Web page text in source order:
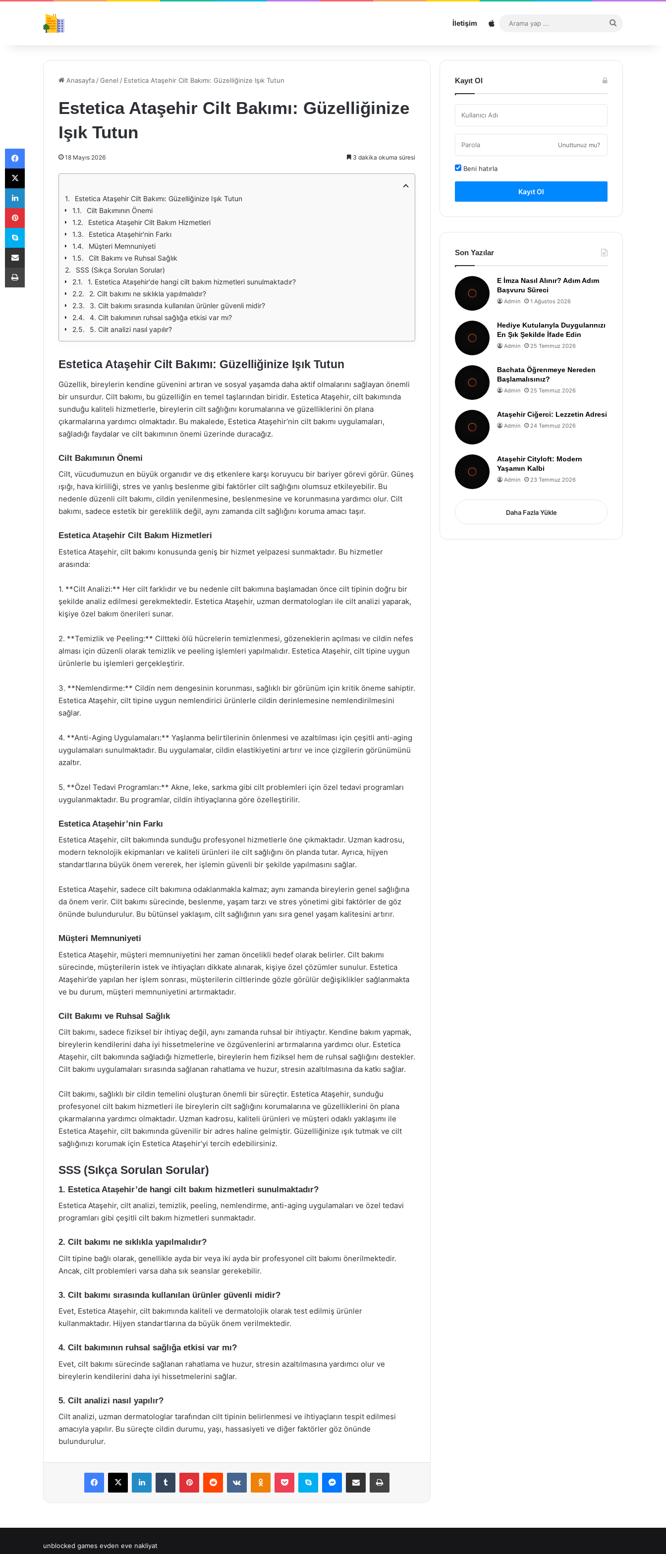
İletişim Sitemap
...
Anasayfa /Genel / Estetica Ataşehir Cilt Bakımı: Güzelliğinize Işık Tutun
Estetica Ataşehir Cilt Bakımı: Güzelliğinize
Işık Tutun
18 Mayıs 2026 3 dakika okuma süresi
Estetica Ataşehir Cilt Bakımı: Güzelliğinize Işık Tutun
Cilt Bakımının Önemi
Estetica Ataşehir Cilt Bakım Hizmetleri
Estetica Ataşehir'nin Farkı
Müşteri Memnuniyeti
Cilt Bakımı ve Ruhsal Sağlık
SSS (Sıkça Sorulan Sorular)
1. Estetica Ataşehir'de hangi cilt bakım hizmetleri sunulmaktadır?
2. Cilt bakımı ne sıklıkla yapılmalıdır?
3. Cilt bakımı sırasında kullanılan ürünler güvenli midir?
4. Cilt bakımının ruhsal sağlığa etkisi var mı?
5. Cilt analizi nasıl yapılır?
Estetica Ataşehir Cilt Bakımı: Güzelliğinize Işık Tutun
Güzellik, bireylerin kendine güvenini artıran ve sosyal yaşamda daha aktif olmalarını sağlayan önemli
bir unsurdur. Cilt bakımı, bu güzelliğin en temel taşlarından biridir. Estetica Ataşehir, cilt bakımında
sunduğu kaliteli hizmetlerle, bireylerin cilt sağlığını korumalarına ve güzelliklerini ön plana
çıkarmalarına yardımcı olmaktadır. Bu makalede, Estetica Ataşehir’nin cilt bakımı uygulamaları,
sağladığı faydalar ve cilt bakımının önemi üzerinde duracağız.
Cilt Bakımının Önemi
Cilt, vücudumuzun en büyük organıdır ve dış etkenlere karşı koruyucu bir bariyer görevi görür. Güneş
ışığı, hava kirliliği, stres ve yanlış beslenme gibi faktörler cilt sağlığını olumsuz etkileyebilir. Bu
nedenle düzenli cilt bakımı, cildin yenilenmesine, beslenmesine ve korunmasına yardımcı olur. Cilt
bakımı, sadece estetik bir gereklilik değil, aynı zamanda cilt sağlığını koruma amacı taşır.
Estetica Ataşehir Cilt Bakım Hizmetleri
Estetica Ataşehir, cilt bakımı konusunda geniş bir hizmet yelpazesi sunmaktadır. Bu hizmetler
arasında:
1. **Cilt Analizi:** Her cilt farklıdır ve bu nedenle cilt bakımına başlamadan önce cilt tipinin doğru bir
şekilde analiz edilmesi gerekmektedir. Estetica Ataşehir, uzman dermatologları ile cilt analizi yaparak,
kişiye özel bakım önerileri sunar.
2. **Temizlik ve Peeling:** Ciltteki ölü hücrelerin temizlenmesi, gözeneklerin açılması ve cildin nefes
alması için düzenli olarak temizlik ve peeling işlemleri yapılmalıdır. Estetica Ataşehir, cilt tipine uygun
ürünlerle bu işlemleri gerçekleştirir.
3. **Nemlendirme:** Cildin nem dengesinin korunması, sağlıklı bir görünüm için kritik öneme sahiptir.
Estetica Ataşehir, cilt tipine uygun nemlendirici ürünlerle cildin derinlemesine nemlendirilmesini
sağlar.
4. **Anti-Aging Uygulamaları:** Yaşlanma belirtilerinin önlenmesi ve azaltılması için çeşitli anti-aging
uygulamaları sunulmaktadır. Bu uygulamalar, cildin elastikiyetini artırır ve ince çizgilerin görünümünü
azaltır.
5. **Özel Tedavi Programları:** Akne, leke, sarkma gibi cilt problemleri için özel tedavi programları
uygulanmaktadır. Bu programlar, cildin ihtiyaçlarına göre özelleştirilir.
Estetica Ataşehir’nin Farkı
Estetica Ataşehir, cilt bakımında sunduğu profesyonel hizmetlerle öne çıkmaktadır. Uzman kadrosu,
modern teknolojik ekipmanları ve kaliteli ürünleri ile cilt sağlığını ön planda tutar. Ayrıca, hijyen
standartlarına büyük önem vererek, her işlemin güvenli bir şekilde yapılmasını sağlar.
Estetica Ataşehir, sadece cilt bakımına odaklanmakla kalmaz; aynı zamanda bireylerin genel sağlığına
da önem verir. Cilt bakımı sürecinde, beslenme, yaşam tarzı ve stres yönetimi gibi faktörler de göz
önünde bulundurulur. Bu bütünsel yaklaşım, cilt sağlığının yanı sıra genel yaşam kalitesini artırır.
Müşteri Memnuniyeti
Estetica Ataşehir, müşteri memnuniyetini her zaman öncelikli hedef olarak belirler. Cilt bakımı
sürecinde, müşterilerin istek ve ihtiyaçları dikkate alınarak, kişiye özel çözümler sunulur. Estetica
Ataşehir’de yapılan her işlem sonrası, müşterilerin ciltlerinde gözle görülür değişiklikler sağlanmakta
ve bu durum, müşteri memnuniyetini artırmaktadır.
Cilt Bakımı ve Ruhsal Sağlık
Cilt bakımı, sadece fiziksel bir ihtiyaç değil, aynı zamanda ruhsal bir ihtiyaçtır. Kendine bakım yapmak,
bireylerin kendilerini daha iyi hissetmelerine ve özgüvenlerini artırmalarına yardımcı olur. Estetica
Ataşehir, cilt bakımında sağladığı hizmetlerle, bireylerin hem fiziksel hem de ruhsal sağlığını destekler.
Cilt bakımı uygulamaları sırasında sağlanan rahatlama ve huzur, stresin azaltılmasına da katkı sağlar.
Cilt bakımı, sağlıklı bir cildin temelini oluşturan önemli bir süreçtir. Estetica Ataşehir, sunduğu
profesyonel cilt bakım hizmetleri ile bireylerin cilt sağlığını korumalarına ve güzelliklerini ön plana
çıkarmalarına yardımcı olmaktadır. Uzman kadrosu, kaliteli ürünleri ve müşteri odaklı yaklaşımı ile
Estetica Ataşehir, cilt bakımında güvenilir bir adres haline gelmiştir. Güzelliğinize ışık tutmak ve cilt
sağlığınızı korumak için Estetica Ataşehir’yi tercih edebilirsiniz.
SSS (Sıkça Sorulan Sorular)
1. Estetica Ataşehir’de hangi cilt bakım hizmetleri sunulmaktadır?
Estetica Ataşehir, cilt analizi, temizlik, peeling, nemlendirme, anti-aging uygulamaları ve özel tedavi
programları gibi çeşitli cilt bakım hizmetleri sunmaktadır.
2. Cilt bakımı ne sıklıkla yapılmalıdır?
Cilt tipine bağlı olarak, genellikle ayda bir veya iki ayda bir profesyonel cilt bakımı önerilmektedir.
Ancak, cilt problemleri varsa daha sık seanslar gerekebilir.
3. Cilt bakımı sırasında kullanılan ürünler güvenli midir?
Evet, Estetica Ataşehir, cilt bakımında kaliteli ve dermatolojik olarak test edilmiş ürünler
kullanmaktadır. Hijyen standartlarına da büyük önem verilmektedir.
4. Cilt bakımının ruhsal sağlığa etkisi var mı?
Evet, cilt bakımı sürecinde sağlanan rahatlama ve huzur, stresin azaltılmasına yardımcı olur ve
bireylerin kendilerini daha iyi hissetmelerini sağlar.
5. Cilt analizi nasıl yapılır?
Cilt analizi, uzman dermatologlar tarafından cilt tipinin belirlenmesi ve ihtiyaçların tespit edilmesi
amacıyla yapılır. Bu süreçte cildin durumu, yaşı, hassasiyeti ve diğer faktörler göz önünde
bulundurulur.
Facebook
X LinkedInTumblr PinterestReddit VKontakteOdnoklassniki
Pocket Skype Messenger
E-Posta ile paylaş Yazdır
Kayıt Ol
Unuttunuz mu?
Beni hatırla
Kayıt Ol
Son Yazılar
E İmza Nasıl Alınır? Adım Adım
Başvuru Süreci
Admin 1 Ağustos 2026
Hediye Kutularıyla Duygularınızı
En Şık Şekilde İfade Edin
Admin 25 Temmuz 2026
Bachata Öğrenmeye Nereden
Başlamalısınız?
Admin 25 Temmuz 2026
Ataşehir Ciğerci: Lezzetin Adresi
Admin 24 Temmuz 2026
Ataşehir Cityloft: Modern
Yaşamın Kalbi
Admin 23 Temmuz 2026
Daha Fazla Yükle
unblocked games evden eve nakliyat
Facebook
X
LinkedIn
Pinterest
Skype
E-Posta ile paylaş